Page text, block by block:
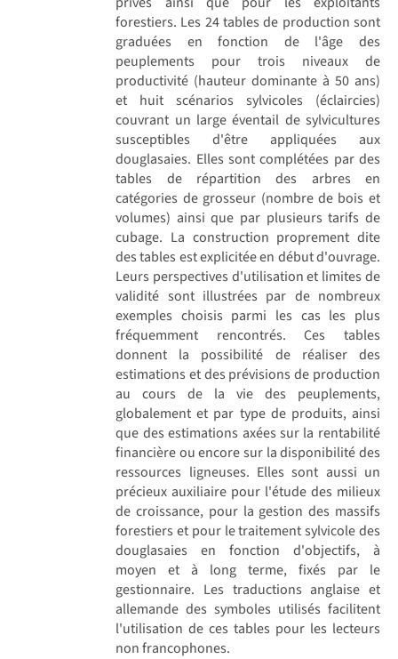
forestiers. Les 24 tables de production sont
graduées en fonction de l'âge des
peuplements pour trois niveaux de
productivité (hauteur dominante à 50 ans)
et huit scénarios sylvicoles (éclaircies)
couvrant un large éventail de sylvicultures
susceptibles d'être appliquées aux
douglasaies. Elles sont complétées par des
tables de répartition des arbres en
catégories de grosseur (nombre de bois et
volumes) ainsi que par plusieurs tarifs de
cubage. La construction proprement dite
des tables est explicitée en début d'ouvrage.
Leurs perspectives d'utilisation et limites de
validité sont illustrées par de nombreux
exemples choisis parmi les cas les plus
fréquemment rencontrés. Ces tables
donnent la possibilité de réaliser des
estimations et des prévisions de production
au cours de la vie des peuplements,
globalement et par type de produits, ainsi
que des estimations axées sur la rentabilité
financière ou encore sur la disponibilité des
ressources ligneuses. Elles sont aussi un
précieux auxiliaire pour l'étude des milieux
de croissance, pour la gestion des massifs
forestiers et pour le traitement sylvicole des
douglasaies en fonction d'objectifs, à
moyen et à long terme, fixés par le
gestionnaire. Les traductions anglaise et
allemande des symboles utilisés facilitent
l'utilisation de ces tables pour les lecteurs
non francophones.